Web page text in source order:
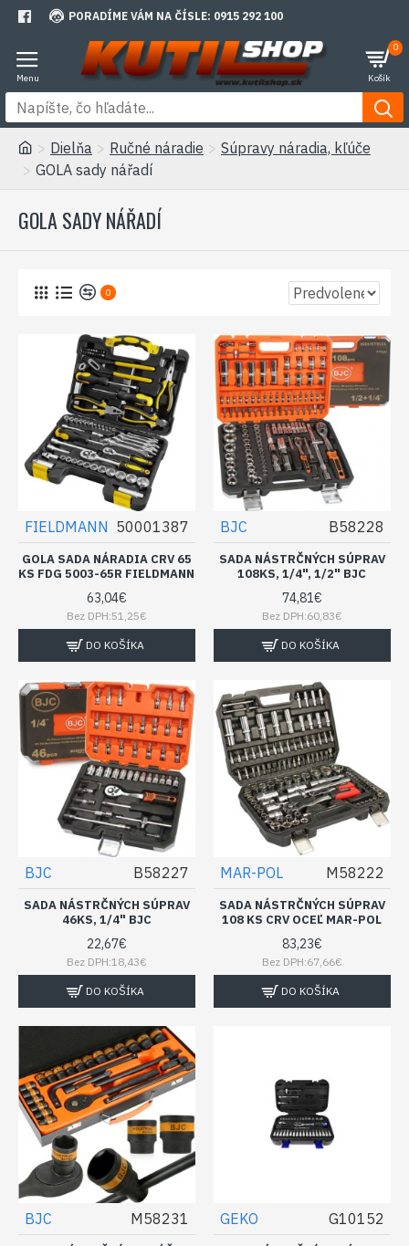
PORADÍME VÁM NA ČÍSLE: 0915 292 100
0
Dielňa Ručné náradie
Súpravy náradia, kľúče
GOLA sady nářadí
GOLA SADY NÁŘADÍ
0
FIELDMANN 50001387
GOLA SADA NÁRADIA CRV 65
KS FDG 5003-65R FIELDMANN
63,04€
Bez DPH:51,25€
DO KOŠÍKA
BJC B58228
SADA NÁSTRČNÝCH SÚPRAV
108KS, 1/4", 1/2" BJC
74,81€
Bez DPH:60,83€
DO KOŠÍKA
BJC B58227
SADA NÁSTRČNÝCH SÚPRAV
46KS, 1/4" BJC
22,67€
Bez DPH:18,43€
DO KOŠÍKA
MAR-POL M58222
SADA NÁSTRČNÝCH SÚPRAV
108 KS CRV OCEĽ MAR-POL
83,23€
Bez DPH:67,66€
DO KOŠÍKA
BJC M58231 GEKO G10152